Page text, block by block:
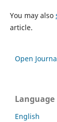
You may also
article.
Open
Language
English